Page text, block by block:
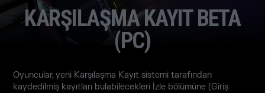
KARŞILAŞMA KAYIT BETA
(PC)
Oyuncular, yeni Karşılaşma Kayıt sistemi tarafından
kaydedilmiş kayıtları bulabilecekleri İzle bölümüne (Giriş